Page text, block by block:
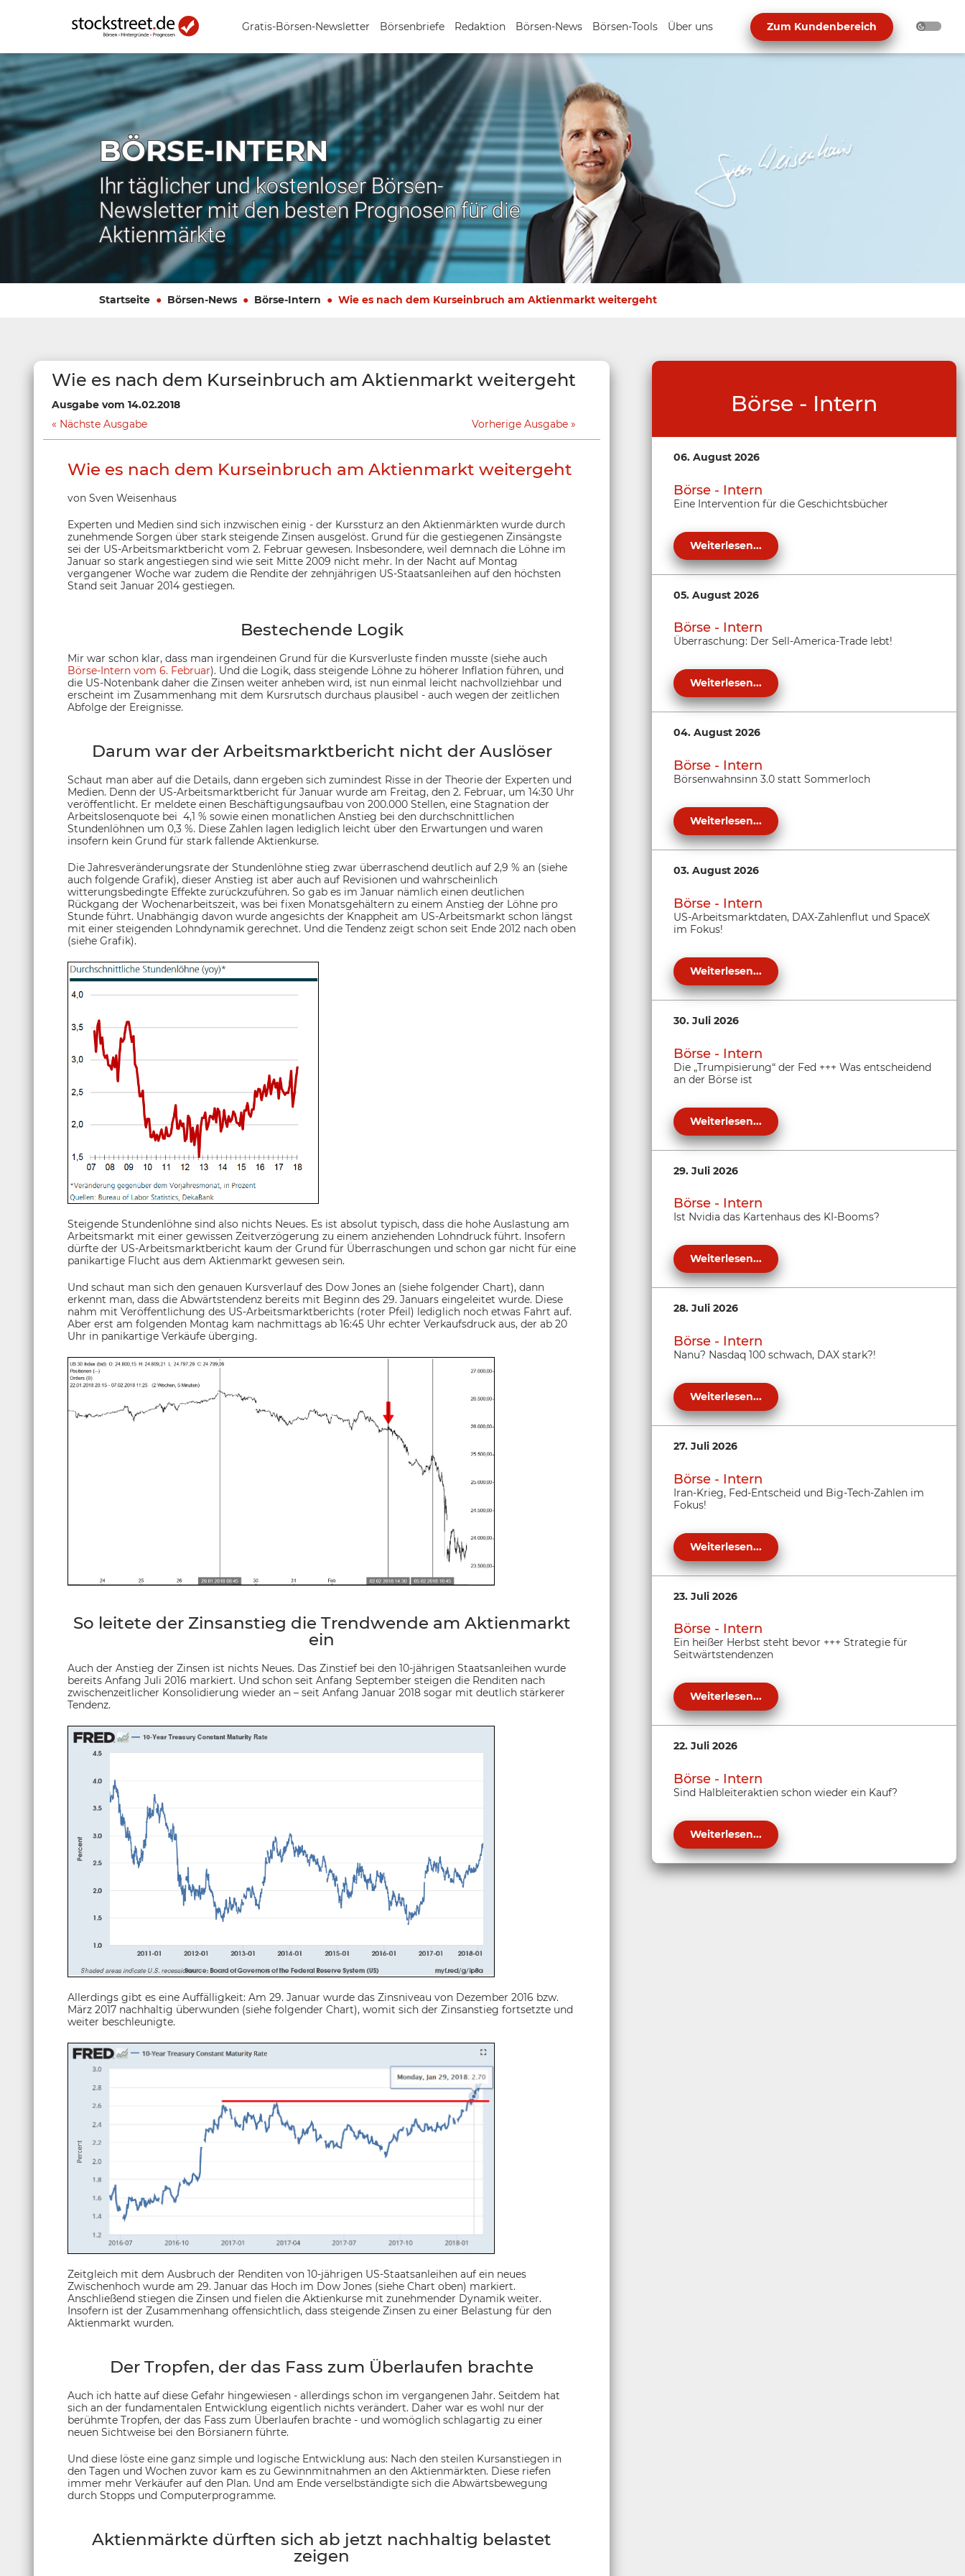
Gratis-Börsen-Newsletter Börsenbriefe Redaktion Börsen-News Börsen-Tools Über uns Zum Kundenbereich
BÖRSE-INTERN
Ihr täglicher und kostenloser Börsen-
Newsletter mit den besten Prognosen für die
Aktienmärkte
Startseite Börsen-News Börse-Intern Wie es nach dem Kurseinbruch am Aktienmarkt weitergeht
Wie es nach dem Kurseinbruch am Aktienmarkt weitergeht
Ausgabe vom 14.02.2018
Nächste Ausgabe
Vorherige Ausgabe
Wie es nach dem Kurseinbruch am Aktienmarkt weitergeht
von Sven Weisenhaus
Experten und Medien sind sich inzwischen einig - der Kurssturz an den Aktienmärkten wurde durch
zunehmende Sorgen über stark steigende Zinsen ausgelöst. Grund für die gestiegenen Zinsängste
sei der US-Arbeitsmarktbericht vom 2. Februar gewesen. Insbesondere, weil demnach die Löhne im
Januar so stark angestiegen sind wie seit Mitte 2009 nicht mehr. In der Nacht auf Montag
vergangener Woche war zudem die Rendite der zehnjährigen US-Staatsanleihen auf den höchsten
Stand seit Januar 2014 gestiegen.
Bestechende Logik
Mir war schon klar, dass man irgendeinen Grund für die Kursverluste finden musste (siehe auch
Börse-Intern vom 6. Februar). Und die Logik, dass steigende Löhne zu höherer Inflation führen, und
die US-Notenbank daher die Zinsen weiter anheben wird, ist nun einmal leicht nachvollziehbar und
erscheint im Zusammenhang mit dem Kursrutsch durchaus plausibel - auch wegen der zeitlichen
Abfolge der Ereignisse.
Darum war der Arbeitsmarktbericht nicht der Auslöser
Schaut man aber auf die Details, dann ergeben sich zumindest Risse in der Theorie der Experten und
Medien. Denn der US-Arbeitsmarktbericht für Januar wurde am Freitag, den 2. Februar, um 14:30 Uhr
veröffentlicht. Er meldete einen Beschäftigungsaufbau von 200.000 Stellen, eine Stagnation der
Arbeitslosenquote bei 4,1 % sowie einen monatlichen Anstieg bei den durchschnittlichen
Stundenlöhnen um 0,3 %. Diese Zahlen lagen lediglich leicht über den Erwartungen und waren
insofern kein Grund für stark fallende Aktienkurse.
Die Jahresveränderungsrate der Stundenlöhne stieg zwar überraschend deutlich auf 2,9 % an (siehe
auch folgende Grafik), dieser Anstieg ist aber auch auf Revisionen und wahrscheinlich
witterungsbedingte Effekte zurückzuführen. So gab es im Januar nämlich einen deutlichen
Rückgang der Wochenarbeitszeit, was bei fixen Monatsgehältern zu einem Anstieg der Löhne pro
Stunde führt. Unabhängig davon wurde angesichts der Knappheit am US-Arbeitsmarkt schon längst
mit einer steigenden Lohndynamik gerechnet. Und die Tendenz zeigt schon seit Ende 2012 nach oben
(siehe Grafik).
Steigende Stundenlöhne sind also nichts Neues. Es ist absolut typisch, dass die hohe Auslastung am
Arbeitsmarkt mit einer gewissen Zeitverzögerung zu einem anziehenden Lohndruck führt. Insofern
dürfte der US-Arbeitsmarktbericht kaum der Grund für Überraschungen und schon gar nicht für eine
panikartige Flucht aus dem Aktienmarkt gewesen sein.
Und schaut man sich den genauen Kursverlauf des Dow Jones an (siehe folgender Chart), dann
erkennt man, dass die Abwärtstendenz bereits mit Beginn des 29. Januars eingeleitet wurde. Diese
nahm mit Veröffentlichung des US-Arbeitsmarktberichts (roter Pfeil) lediglich noch etwas Fahrt auf.
Aber erst am folgenden Montag kam nachmittags ab 16:45 Uhr echter Verkaufsdruck aus, der ab 20
Uhr in panikartige Verkäufe überging.
So leitete der Zinsanstieg die Trendwende am Aktienmarkt
ein
Auch der Anstieg der Zinsen ist nichts Neues. Das Zinstief bei den 10-jährigen Staatsanleihen wurde
bereits Anfang Juli 2016 markiert. Und schon seit Anfang September steigen die Renditen nach
zwischenzeitlicher Konsolidierung wieder an – seit Anfang Januar 2018 sogar mit deutlich stärkerer
Tendenz.
Allerdings gibt es eine Auffälligkeit: Am 29. Januar wurde das Zinsniveau von Dezember 2016 bzw.
März 2017 nachhaltig überwunden (siehe folgender Chart), womit sich der Zinsanstieg fortsetzte und
weiter beschleunigte.
Zeitgleich mit dem Ausbruch der Renditen von 10-jährigen US-Staatsanleihen auf ein neues
Zwischenhoch wurde am 29. Januar das Hoch im Dow Jones (siehe Chart oben) markiert.
Anschließend stiegen die Zinsen und fielen die Aktienkurse mit zunehmender Dynamik weiter.
Insofern ist der Zusammenhang offensichtlich, dass steigende Zinsen zu einer Belastung für den
Aktienmarkt wurden.
Der Tropfen, der das Fass zum Überlaufen brachte
Auch ich hatte auf diese Gefahr hingewiesen - allerdings schon im vergangenen Jahr. Seitdem hat
sich an der fundamentalen Entwicklung eigentlich nichts verändert. Daher war es wohl nur der
berühmte Tropfen, der das Fass zum Überlaufen brachte - und womöglich schlagartig zu einer
neuen Sichtweise bei den Börsianern führte.
Und diese löste eine ganz simple und logische Entwicklung aus: Nach den steilen Kursanstiegen in
den Tagen und Wochen zuvor kam es zu Gewinnmitnahmen an den Aktienmärkten. Diese riefen
immer mehr Verkäufer auf den Plan. Und am Ende verselbständigte sich die Abwärtsbewegung
durch Stopps und Computerprogramme.
Aktienmärkte dürften sich ab jetzt nachhaltig belastet
zeigen
Börse - Intern
06. August 2026
Börse - Intern
Eine Intervention für die Geschichtsbücher
Weiterlesen...
05. August 2026
Börse - Intern
Überraschung: Der Sell-America-Trade lebt!
Weiterlesen...
04. August 2026
Börse - Intern
Börsenwahnsinn 3.0 statt Sommerloch
Weiterlesen...
03. August 2026
Börse - Intern
US-Arbeitsmarktdaten, DAX-Zahlenflut und SpaceX
im Fokus!
Weiterlesen...
30. Juli 2026
Börse - Intern
Die „Trumpisierung“ der Fed +++ Was entscheidend
an der Börse ist
Weiterlesen...
29. Juli 2026
Börse - Intern
Ist Nvidia das Kartenhaus des KI-Booms?
Weiterlesen...
28. Juli 2026
Börse - Intern
Nanu? Nasdaq 100 schwach, DAX stark?!
Weiterlesen...
27. Juli 2026
Börse - Intern
Iran-Krieg, Fed-Entscheid und Big-Tech-Zahlen im
Fokus!
Weiterlesen...
23. Juli 2026
Börse - Intern
Ein heißer Herbst steht bevor +++ Strategie für
Seitwärtstendenzen
Weiterlesen...
22. Juli 2026
Börse - Intern
Sind Halbleiteraktien schon wieder ein Kauf?
Weiterlesen...